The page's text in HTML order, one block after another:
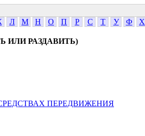
Л М Н О П Р С Т У Ф Х
ИЛИ РАЗДАВИТЬ)
ПЕРЕДВИЖЕНИЯ